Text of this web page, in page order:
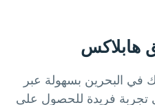
هابلاكس
في البحرين بسهولة عبر
فريدة للحصول على